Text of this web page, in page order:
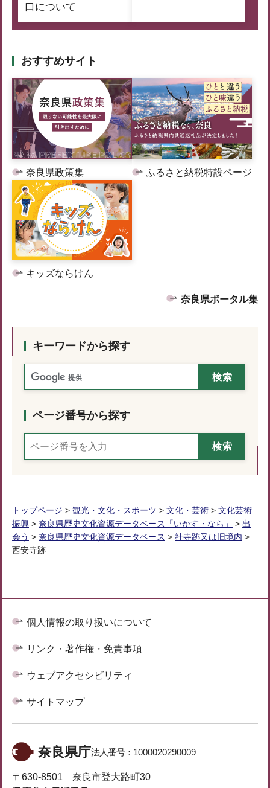
口について
おすすめサイト
奈良県政策集 ふるさと納税特設ページ
キッズならけん
奈良県ポータル集
キーワードから探す
ページ番号から探す
トップページ > 観光・文化・スポーツ > 文化・芸術 > 文化芸術
振興 > 奈良県歴史文化資源データベース「いかす・なら」 > 出
会う > 奈良県歴史文化資源データベース > 社寺跡又は旧境内 >
西安寺跡
個人情報の取り扱いについて
リンク・著作権・免責事項
ウェブアクセシビリティ
サイトマップ
奈良県庁法人番号： 1000020290009
〒630-8501 奈良市登大路町30